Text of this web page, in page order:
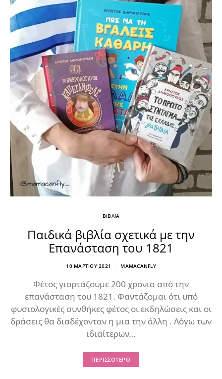
ΒΙΒΛΙΑ
Παιδικά βιβλία σχετικά με την
Επανάσταση του 1821
10 ΜΑΡΤΊΟΥ 2021 MAMACANFLY
Φέτος γιορτάζουμε 200 χρόνια από την
επανάσταση του 1821. Φαντάζομαι ότι υπό
φυσιολογικές συνθήκες φέτος οι εκδηλώσεις και οι
δράσεις θα διαδέχονταν η μια την άλλη . Λόγω των
ιδιαίτερων…
ΠΕΡΙΣΣΌΤΕΡΟ